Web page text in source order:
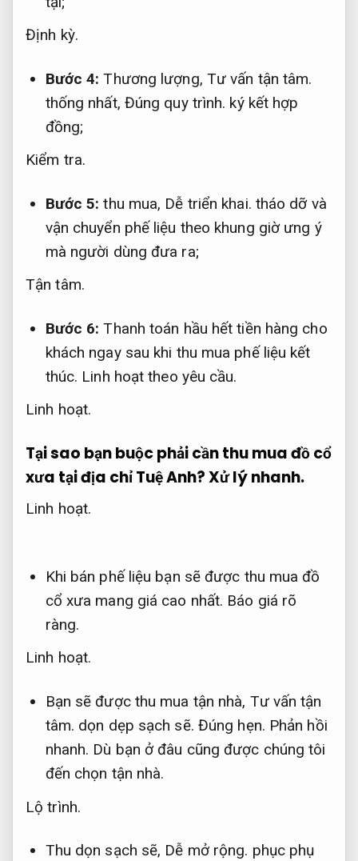
Định kỳ.
Bước 4: Thương lượng, Tư vấn tận tâm.
thống nhất, Đúng quy trình. ký kết hợp
đồng;
Kiểm tra.
Bước 5: thu mua, Dễ triển khai. tháo dỡ và
vận chuyển phế liệu theo khung giờ ưng ý
mà người dùng đưa ra;
Tận tâm.
Bước 6: Thanh toán hầu hết tiền hàng cho
khách ngay sau khi thu mua phế liệu kết
thúc. Linh hoạt theo yêu cầu.
Linh hoạt.
Tại sao bạn buộc phải cần thu mua đồ cổ
xưa tại địa chỉ Tuệ Anh?Xử lý nhanh.
Linh hoạt.
Khi bán phế liệu bạn sẽ được thu mua đồ
cổ xưa mang giá cao nhất. Báo giá rõ
ràng.
Linh hoạt.
Bạn sẽ được thu mua tận nhà, Tư vấn tận
tâm. dọn dẹp sạch sẽ. Đúng hẹn. Phản hồi
nhanh. Dù bạn ở đâu cũng được chúng tôi
đến chọn tận nhà.
Lộ trình.
Thu dọn sạch sẽ, Dễ mở rộng. phục phụ